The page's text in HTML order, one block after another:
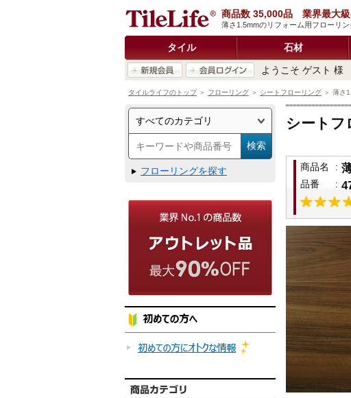
薄さ1.5mmのリフォーム用フローリ
商品数 35,000品 業界最大級
タイル 石材
ようこそ ゲスト 様
タイルライフのトップ＞ フローリング ＞ シートフローリング ＞ 薄さ
フローリングを探す
シートフ
商品名 :
品番 :